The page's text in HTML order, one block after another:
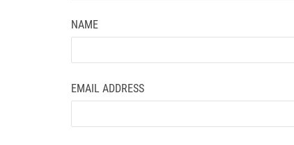
NAME
EMAIL ADDRESS